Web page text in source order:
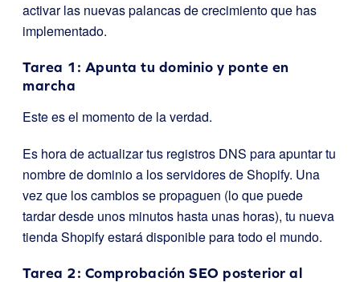
activar las nuevas palancas de crecimiento que has
implementado.
Tarea 1: Apunta tu dominio y ponte en
marcha
Este es el momento de la verdad.
Es hora de actualizar tus registros DNS para apuntar tu
nombre de dominio a los servidores de Shopify. Una
vez que los cambios se propaguen (lo que puede
tardar desde unos minutos hasta unas horas), tu nueva
tienda Shopify estará disponible para todo el mundo.
Tarea 2: Comprobación SEO posterior al